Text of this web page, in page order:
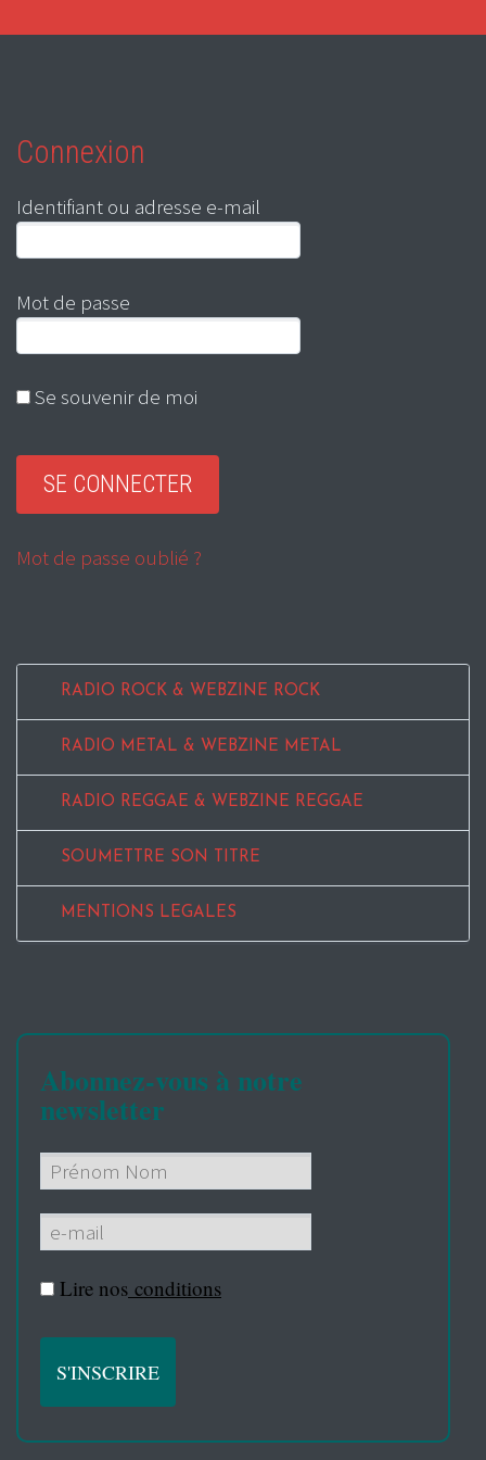
Connexion
Identifiant ou adresse e-mail
Mot de passe
Se souvenir de moi
Mot de passe oublié ?
RADIO ROCK & WEBZINE ROCK
RADIO METAL & WEBZINE METAL
RADIO REGGAE & WEBZINE REGGAE
SOUMETTRE SON TITRE
MENTIONS LEGALES
Abonnez-vous à notre
newsletter
Lire nos conditions